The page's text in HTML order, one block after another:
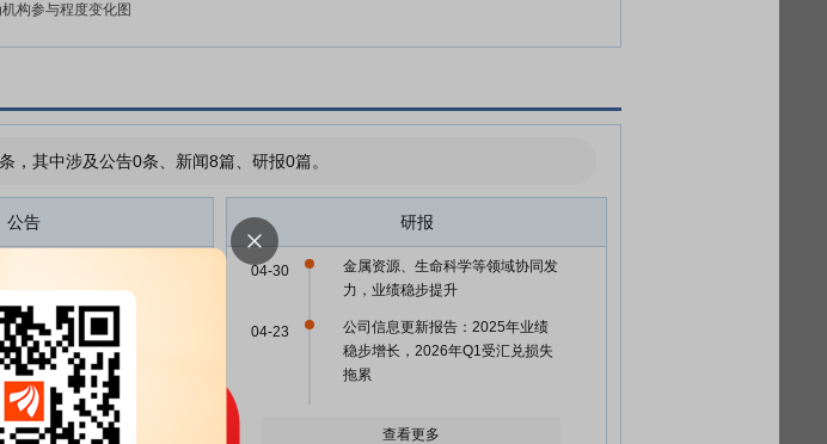
构参与程度变化图
，其中涉及公告0条、新闻8篇、研报0篇。
公告
关于“蓝晓转02”恢复转
性公告
:关于2026年第二季度可
债券转股情况公告
:西安蓝晓科技新材料股
研报
金属资源、生命科学等领域协同发
力，业绩稳步提升
04-30
公司信息更新报告：2025年业绩
稳步增长，2026年Q1受汇兑损失
拖累
04-23
查看更多